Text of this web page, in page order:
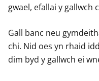
gwael, efallai y gallwch
Gall banc neu
chi. Nid oes yn rhaid
dim byd y gallwch ei